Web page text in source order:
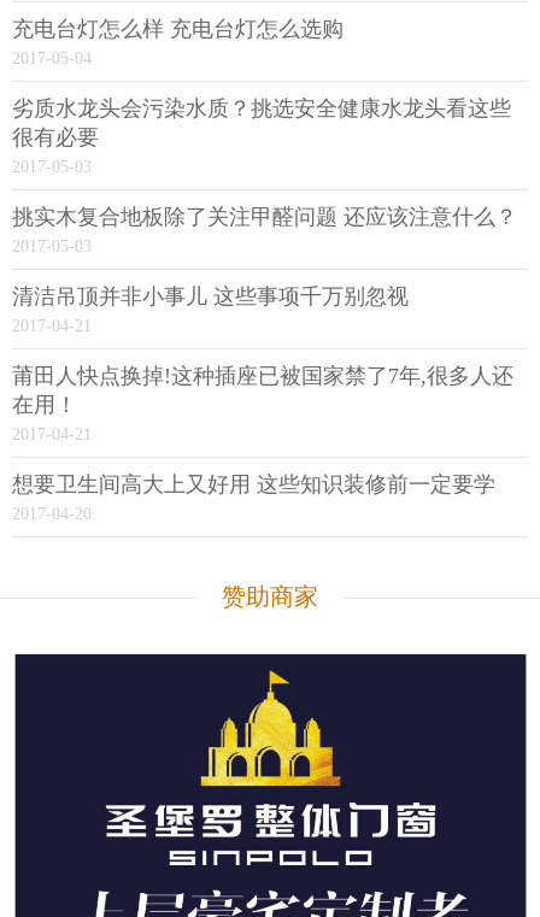
充电台灯怎么样 充电台灯怎么选购
2017-05-04
劣质水龙头会污染水质？挑选安全健康水龙头看这些
很有必要
2017-05-03
挑实木复合地板除了关注甲醛问题 还应该注意什么？
2017-05-03
清洁吊顶并非小事儿 这些事项千万别忽视
2017-04-21
莆田人快点换掉!这种插座已被国家禁了7年,很多人还
在用！
2017-04-21
想要卫生间高大上又好用 这些知识装修前一定要学
2017-04-20
赞助商家